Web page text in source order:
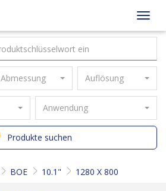
Abmessung Auflösung
Anwendung
Produkte suchen
BOE 10.1" 1280 X 800